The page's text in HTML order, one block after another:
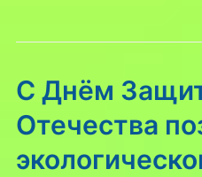
С Днём
Отечества